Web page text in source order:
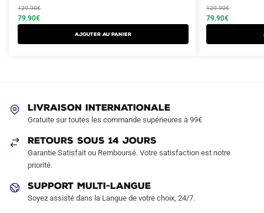
129.90€
initial
était :
79.90€
actuel
est :
AJOUTER AU PANIER
a
plusieurs
variations.
choisies
la
page
produit
129.90€
initial
était :
79.90€
actuel
est :
a
plusieurs
variations.
page
LIVRAISON INTERNATIONALE
Gratuite sur toutes les commande supérieures à 99€
RETOURS SOUS 14 JOURS
Garantie Satisfait ou Remboursé. Votre satisfaction est notre
priorité.
SUPPORT MULTI-LANGUE
Soyez assisté dans la Langue de votre choix, 24/7.